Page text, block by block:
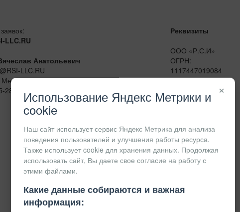
LLC.RU
Анатольевич
LLC.RU
41
Реквизиты
ООО «Р.С.И»
ОГРН:
1117447019084
ИНН:
КПП:
×
Использование Яндекс Метрики и
cookie
Наш сайт использует сервис Яндекс Метрика для анализа
поведения пользователей и улучшения работы ресурса.
Также использует cookie для хранения данных. Продолжая
использовать сайт, Вы даете свое согласие на работу с
этими файлами.
Какие данные собираются и важная
информация: